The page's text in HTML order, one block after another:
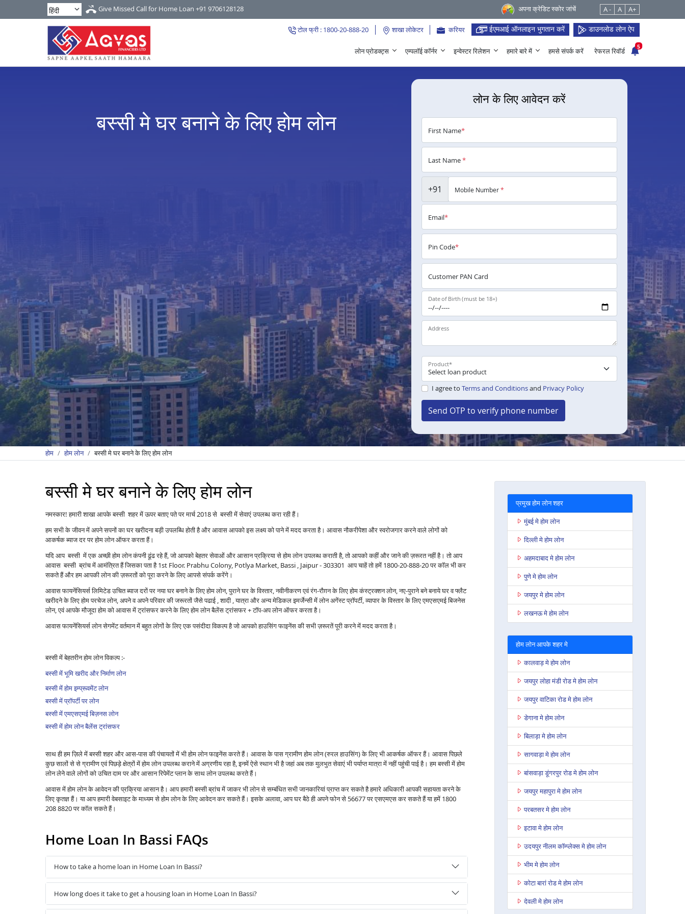
Give Missed Call for Home Loan +91 9706128128 अपना क्रेडिट स्कोर जांचें A - A A+
टोल फ्री : 1800-20-888-20 शाखा लोकेटर करियर ईएमआई ऑनलाइन भुगतान करें डाउनलोड लोन ऐप
लोन प्रोडक्ट्स एम्पलॉई कॉर्नर इन्वेस्टर रिलेशन हमारे बारे में हमसे संपर्क करें रेफरल रिवॉर्ड
5
बस्सी मे घर बनाने के लिए होम लोन
लोन के लिए आवेदन करें
First Name*
Last Name*
+91 Mobile Number*
Email*
Pin Code*
Customer PAN Card
Date of Birth (must be 18+)
Address
Product*
I agree to Terms and Conditionsand Privacy Policy
Send OTP to verify phone number
होम होम लोन बस्सी मे घर बनाने के लिए होम लोन
बस्सी मे घर बनाने के लिए होम लोन
नमस्कार! हमारी शाखा आपके बस्सी शहर में ऊपर बताए पते पर मार्च 2018 से बस्सी में सेवाएं उपलब्ध करा रही हैं।
हम सभी के जीवन में अपने सपनों का घर खरीदना बड़ी उपलब्धि होती है और आवास आपको इस लक्ष्य को पाने में मदद करता है। आवास नौकरीपेशा और स्वरोजगार करने वाले लोगों को
आकर्षक ब्याज दर पर होम लोन ऑफर करता हैं।
यदि आप बस्सी में एक अच्छी होम लोन कंपनी ढूंढ रहे हैं, जो आपको बेहतर सेवाओं और आसान प्रक्रिया से होम लोन उपलब्ध कराती है, तो आपको कहीं और जाने की ज़रूरत नहीं है। तो आप
आवास बस्सी ब्रांच में आमंत्रित हैं जिसका पता है 1st Floor. Prabhu Colony, Potlya Market, Bassi , Jaipur - 303301 आप चाहें तो हमें 1800-20-888-20 पर कॉल भी कर
सकते हैं और हम आपकी लोन की ज़रूरतों को पूरा करने के लिए आपसे संपर्क करेंगे।
आवास फायनेंसियर्स लिमिटेड उचित ब्याज दरों पर नया घर बनाने के लिए होम लोन, पुराने घर के विस्तार, नवीनीकरण एवं रंग-रौग़न के लिए होम कंस्ट्रक्शन लोन, नए-पुराने बने बनाये घर व फ्लैट
खरीदने के लिए होम परचेज लोन, अपने व अपने परिवार की जरूरतों जैसे पढाई , शादी , यात्रा और अन्य मेडिकल इमर्जेन्सी में लोन अगेंस्ट प्रॉपर्टी, व्यापार के विस्तार के लिए एमएसएमई बिजनेस
लोन, एवं आपके मौजूदा होम को आवास में ट्रांसफर करने के लिए होम लोन बैलेंस ट्रांसफर + टॉप-अप लोन ऑफर करता है।
आवास फायनेंसियर्स लोन सेगमेंट वर्तमान में बहुत लोगों के लिए एक पसंदीदा विकल्प है जो आपको हाउसिंग फाइनेंस की सभी ज़रूरतें पूरी करने में मदद करता है।
बस्सी में बेहतरीन होम लोन विकल्प :-
बस्सी में भूमि खरीद और निर्माण लोन
बस्सी में होम इम्प्रूवमेंट लोन
बस्सी में प्रॉपर्टी पर लोन
बस्सी में एमएसएमई बिज़नस लोन
बस्सी में होम लोन बैलेंस ट्रांसफर
साथ ही हम ज़िले में बस्सी शहर और आस-पास की पंचायतों में भी होम लोन फाइनेंस करते हैं। आवास के पास ग्रामीण होम लोन (रुरल हाउसिंग) के लिए भी आकर्षक ऑफर हैं। आवास पिछले
कुछ सालों से से ग्रामीण एवं पिछड़े क्षेत्रों में होम लोन उपलब्ध कराने में अग्रणीय रहा है, इनमें ऐसे स्थान भी है जहां अब तक मुलभुत सेवाएं भी पर्याप्त मात्रा में नहीं पहुंची पाई है। हम बस्सी में होम
लोन लेने वाले लोगों को उचित दाम पर और आसान रिपेमेंट प्लान के साथ लोन उपलब्ध करते हैं।
आवास में होम लोन के आवेदन की प्रक्रिया आसान है। आप हमारी बस्सी ब्रांच में जाकर भी लोन से सम्बंधित सभी जानकारियां प्राप्त कर सकते है हमारे अधिकारी आपकी सहायता करने के
लिए कृतज्ञ हैं। या आप हमारी वेबसाइट के माध्यम से होम लोन के लिए आवेदन कर सकते हैं। इसके अलावा, आप घर बैठे ही अपने फोन से 56677 पर एसएमएस कर सकते हैं या हमें 1800
208 8820 पर कॉल सकते हैं।
Home Loan In Bassi FAQs
How to take a home loan in Home Loan In Bassi?
How long does it take to get a housing loan in Home Loan In Bassi?
प्रमुख होम लोन शहर
मुंबई मे होम लोन
दिल्ली मे होम लोन
अहमदाबाद मे होम लोन
पुणे मे होम लोन
जयपुर मे होम लोन
लखनऊ मे होम लोन
होम लोन आपके शहर मे
कालवाड़ मे होम लोन
जयपुर लोहा मंडी रोड मे होम लोन
जयपुर वाटिका रोड मे होम लोन
डेगाना मे होम लोन
बिलाड़ा मे होम लोन
सागवाड़ा मे होम लोन
बांसवाड़ा डूंगरपुर रोड मे होम लोन
जयपुर महापुरा मे होम लोन
परबतसर मे होम लोन
इटावा मे होम लोन
उदयपुर नीलम कॉम्प्लेक्स मे होम लोन
भीम मे होम लोन
कोटा बारां रोड मे होम लोन
देवली मे होम लोन